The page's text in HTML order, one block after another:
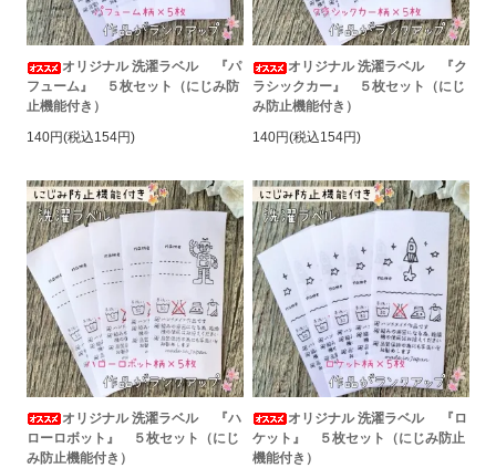
オリジナル 洗濯ラベル 『パ
フューム』 ５枚セット（にじみ防
止機能付き）
140円(税込154円)
オリジナル 洗濯ラベル 『ク
ラシックカー』 ５枚セット（にじ
み防止機能付き）
140円(税込154円)
オリジナル 洗濯ラベル 『ハ
ローロボット』 ５枚セット（にじ
み防止機能付き）
オリジナル 洗濯ラベル 『ロ
ケット』 ５枚セット（にじみ防止
機能付き）